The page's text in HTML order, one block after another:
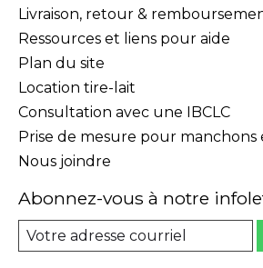
Livraison, retour &
Ressources et liens pour aide
Plan du site
Location tire-lait
Consultation avec une IBCLC
Prise de mesure pour manchons
Nous joindre
Abonnez-vous à notre